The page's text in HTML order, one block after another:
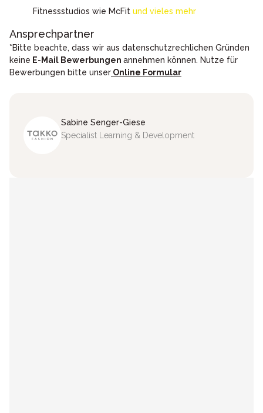
Fitnessstudios wie McFit und vieles mehr
Ansprechpartner
*Bitte beachte, dass wir aus datenschutzrechlichen Gründen
keine E-Mail Bewerbungen annehmen können. Nutze für
Bewerbungen bitte unser Online Formular
Sabine Senger-Giese
Specialist Learning & Development